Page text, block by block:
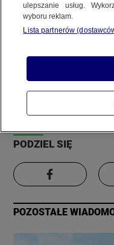
REGULAMIN SERWISU
POLITYKA
Copyright (C) 1997-2025 Korzystanie
pokrewnych TVN S.A. / TVN Media
internetowych TVN S.A. / TVN Media
Zdjęcie
Materiał
Aktualizacja: 18
PODZIEL SIĘ
POZOSTAŁE
ulepszanie usług.
wyboru reklam.
Lista partnerów